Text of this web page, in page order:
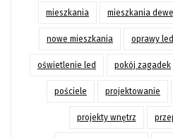
mieszkania mieszkania
nowe mieszkania oprawy led
oświetlenie led pokój zagadek
pościele projektowanie
projekty wnętrz